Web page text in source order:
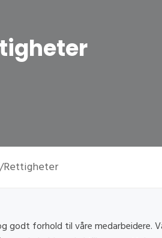
Rettigheter
godt forhold til våre medarbeidere.